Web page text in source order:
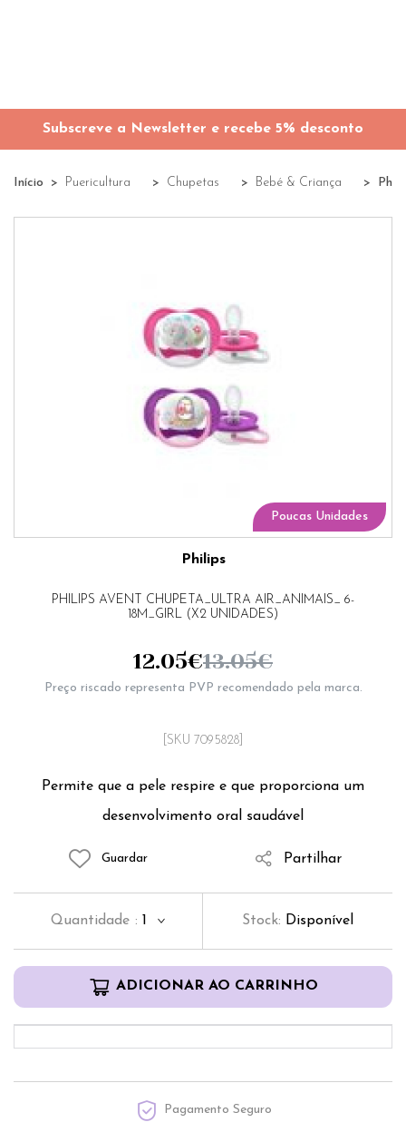
Subscreve a Newsletter e recebe 5% desconto
Início Puericultura Chupetas Bebé & Criança
Poucas Unidades
Philips
PHILIPS AVENT CHUPETA_ULTRA AIR_ANIMAIS_ 6-
18M_GIRL (X2 UNIDADES)
Permite que a pele respire e que proporciona um
desenvolvimento oral saudável
[SKU 7095828]
12.05€13.05€
Preço riscado representa PVP recomendado pela marca.
Guardar Partilhar
Quantidade : 1 Stock: Disponível
ADICIONAR AO CARRINHO
Pagamento Seguro